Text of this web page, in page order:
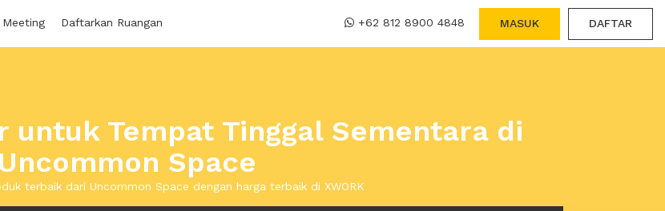
Daftarkan Ruangan +62 812 8900 4848 MASUK DAFTAR
untuk Tempat Tinggal Sementara di
Uncommon Space
terbaik dari Uncommon Space dengan harga terbaik di XWORK